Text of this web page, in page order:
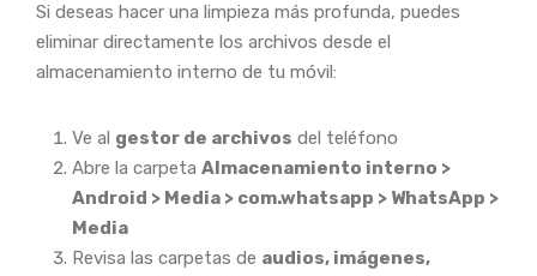
Si deseas hacer una limpieza más profunda, puedes
eliminar directamente los archivos desde el
almacenamiento interno de tu móvil:
Ve al gestor de archivos del teléfono
Abre la carpeta Almacenamiento interno >
Android > Media > com.whatsapp > WhatsApp >
Media
Revisa las carpetas de audios, imágenes,